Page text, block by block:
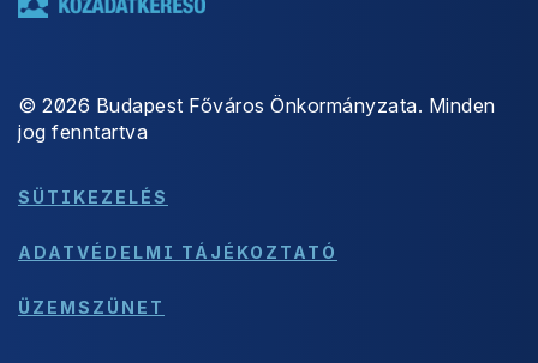
© 2026 Budapest Főváros Önkormányzata. Minden
jog fenntartva
SÜTIKEZELÉS
ADATVÉDELMI TÁJÉKOZTATÓ
ÜZEMSZÜNET